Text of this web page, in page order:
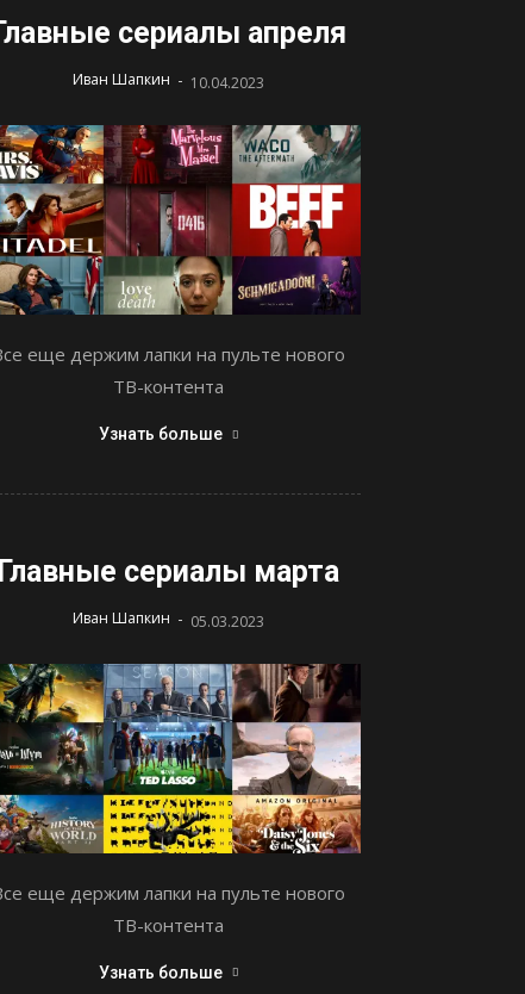
сериалы апреля
Иван Шапкин - 10.04.2023
еще держим лапки на пульте нового
ТВ-контента
Узнать больше
Главные сериалы марта
Иван Шапкин - 05.03.2023
еще держим лапки на пульте нового
ТВ-контента
Узнать больше